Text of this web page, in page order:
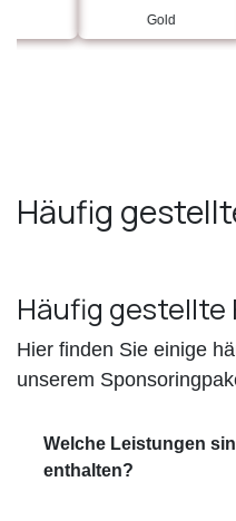
Häufig
Häufig gestellte
Hier finden Sie einige
unserem
Welche Leistungen
enthalten?